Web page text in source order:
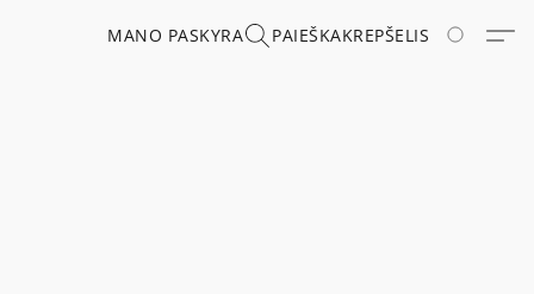
MANO PASKYRA PAIEŠKAKREPŠELIS